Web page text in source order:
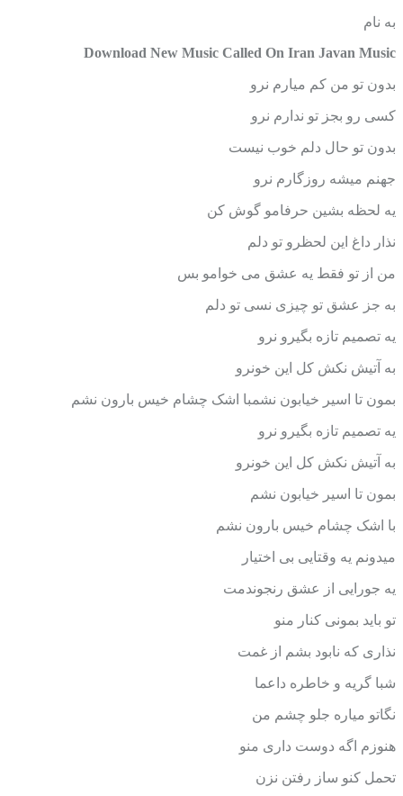
به نام
Download New Music Called On Iran Javan Music
بدون تو من کم میارم نرو
کسی رو بجز تو ندارم نرو
بدون تو حال دلم خوب نیست
جهنم میشه روزگارم نرو
یه لحظه بشین حرفامو گوش کن
نذار داغ این لحظرو تو دلم
من از تو فقط یه عشق می خوامو بس
به جز عشق تو چیزی نسی تو دلم
یه تصمیم تازه بگیرو نرو
به آتیش نکش کل این خونرو
بمون تا اسیر خیابون نشمبا اشک چشام خیس بارون نشم
یه تصمیم تازه بگیرو نرو
به آتیش نکش کل این خونرو
بمون تا اسیر خیابون نشم
با اشک چشام خیس بارون نشم
میدونم یه وقتایی بی اختیار
یه جورایی از عشق رنجوندمت
تو باید بمونی کنار منو
نذاری که نابود بشم از غمت
شبا گریه و خاطره داعما
نگاتو میاره جلو چشم من
هنوزم اگه دوست داری منو
تحمل کنو ساز رفتن نزن